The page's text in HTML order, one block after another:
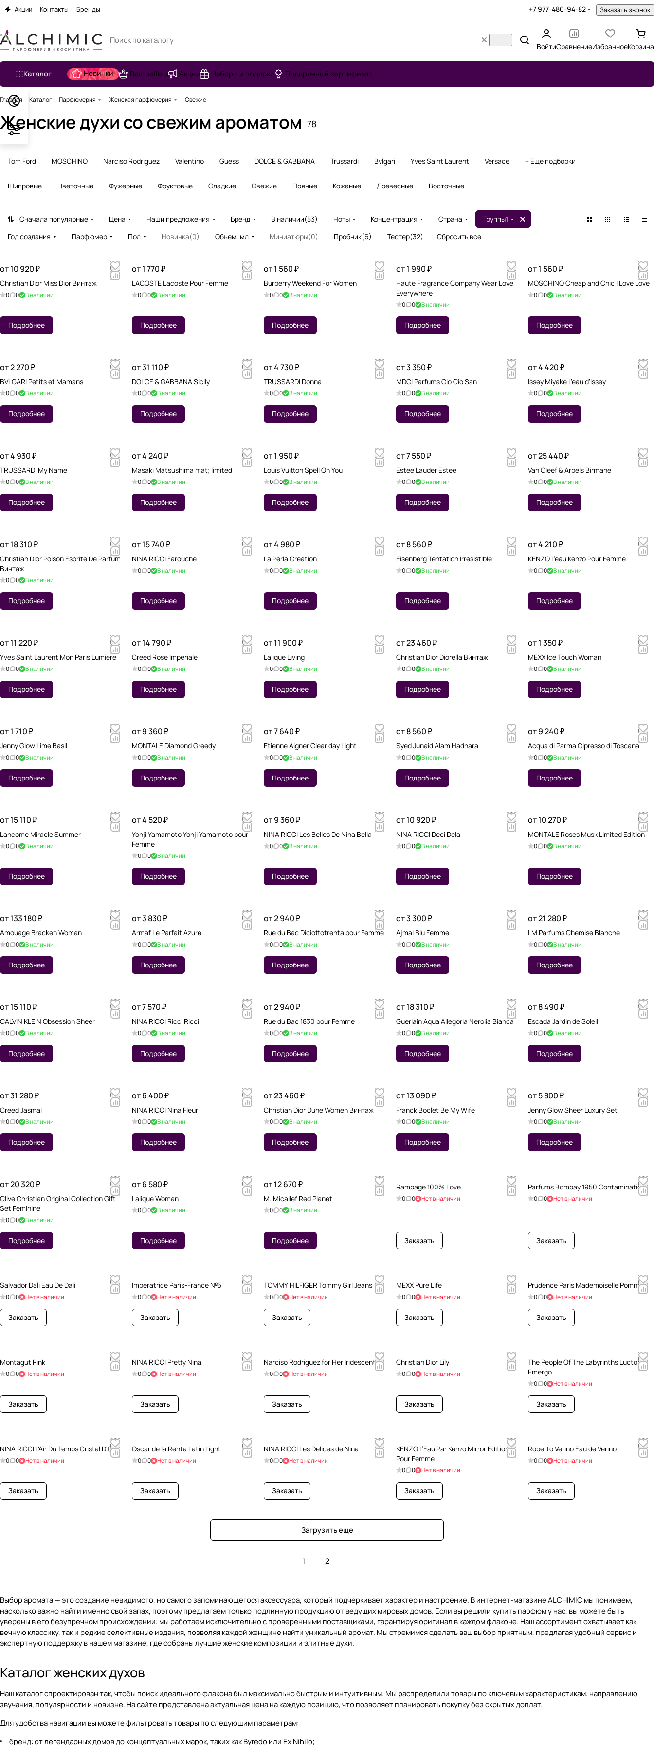
Акции Контакты Бренды +7 977-480-94-82 Заказать звонок
ВойтиСравнениеИзбранноеКорзина
Каталог Новинки Bestsellers Акции Наборы и подарки Подарочный сертификат
Главная Каталог Парфюмерия Женская парфюмерия Свежие
Женские духи со свежим ароматом 78
Tom Ford MOSCHINO Narciso Rodriguez Valentino Guess DOLCE & GABBANA Trussardi Bvlgari Yves Saint Laurent Versace + Еще подборки
Шипровые Цветочные Фужерные Фруктовые Сладкие Свежие Пряные Кожаные Древесные Восточные
Сначала популярные Цена Наши предложения Бренд В наличии(53) Ноты Концентрация Страна Группы1
Год создания
Парфюмер Пол Новинка(0) Объем, мл Миниатюры(0) Пробник(6) Тестер(32) Сбросить все
от 10 920 ₽
Christian Dior Miss Dior Винтаж
0 0 В наличии
Подробнее
от 1 770 ₽
LACOSTE Lacoste Pour Femme
0 0 В наличии
Подробнее
от 1 560 ₽
Burberry Weekend For Women
0 0 В наличии
Подробнее
от 1 990 ₽
Haute Fragrance Company Wear Love
Everywhere
0 0 В наличии
Подробнее
от 1 560 ₽
MOSCHINO Cheap and Chic I Love Love
0 0 В наличии
Подробнее
от 2 270 ₽
BVLGARI Petits et Mamans
0 0 В наличии
Подробнее
от 31 110 ₽
DOLCE & GABBANA Sicily
0 0 В наличии
Подробнее
от 4 730 ₽
TRUSSARDI Donna
0 0 В наличии
Подробнее
от 3 350 ₽
MDCI Parfums Cio Cio San
0 0 В наличии
Подробнее
от 4 420 ₽
Issey Miyake L’eau d’Issey
0 0 В наличии
Подробнее
от 4 930 ₽
TRUSSARDI My Name
0 0 В наличии
Подробнее
от 4 240 ₽
Masaki Matsushima mat; limited
0 0 В наличии
Подробнее
от 1 950 ₽
Louis Vuitton Spell On You
0 0 В наличии
Подробнее
от 7 550 ₽
Estee Lauder Estee
0 0 В наличии
Подробнее
от 25 440 ₽
Van Cleef & Arpels Birmane
0 0 В наличии
Подробнее
от 18 310 ₽
Christian Dior Poison Esprite De Parfum
Винтаж
0 0 В наличии
Подробнее
от 15 740 ₽
NINA RICCI Farouche
0 0 В наличии
Подробнее
от 4 980 ₽
La Perla Creation
0 0 В наличии
Подробнее
от 8 560 ₽
Eisenberg Tentation Irresistible
0 0 В наличии
Подробнее
от 4 210 ₽
KENZO L’eau Kenzo Pour Femme
0 0 В наличии
Подробнее
от 11 220 ₽
Yves Saint Laurent Mon Paris Lumiere
0 0 В наличии
Подробнее
от 14 790 ₽
Creed Rose Imperiale
0 0 В наличии
Подробнее
от 11 900 ₽
Lalique Living
0 0 В наличии
Подробнее
от 23 460 ₽
Christian Dior Diorella Винтаж
0 0 В наличии
Подробнее
от 1 350 ₽
MEXX Ice Touch Woman
0 0 В наличии
Подробнее
от 1 710 ₽
Jenny Glow Lime Basil
0 0 В наличии
Подробнее
от 9 360 ₽
MONTALE Diamond Greedy
0 0 В наличии
Подробнее
от 7 640 ₽
Etienne Aigner Clear day Light
0 0 В наличии
Подробнее
от 8 560 ₽
Syed Junaid Alam Hadhara
0 0 В наличии
Подробнее
от 9 240 ₽
Acqua di Parma Cipresso di Toscana
0 0 В наличии
Подробнее
от 15 110 ₽
Lancome Miracle Summer
0 0 В наличии
Подробнее
от 4 520 ₽
Yohji Yamamoto Yohji Yamamoto pour
Femme
0 0 В наличии
Подробнее
от 9 360 ₽
NINA RICCI Les Belles De Nina Bella
0 0 В наличии
Подробнее
от 10 920 ₽
NINA RICCI Deci Dela
0 0 В наличии
Подробнее
от 10 270 ₽
MONTALE Roses Musk Limited Edition
0 0 В наличии
Подробнее
от 133 180 ₽
Amouage Bracken Woman
0 0 В наличии
Подробнее
от 3 830 ₽
Armaf Le Parfait Azure
0 0 В наличии
Подробнее
от 2 940 ₽
Rue du Bac Diciottotrenta pour Femme
0 0 В наличии
Подробнее
от 3 300 ₽
Ajmal Blu Femme
0 0 В наличии
Подробнее
от 21 280 ₽
LM Parfums Chemise Blanche
0 0 В наличии
Подробнее
от 15 110 ₽
CALVIN KLEIN Obsession Sheer
0 0 В наличии
Подробнее
от 7 570 ₽
NINA RICCI Ricci Ricci
0 0 В наличии
Подробнее
от 2 940 ₽
Rue du Bac 1830 pour Femme
0 0 В наличии
Подробнее
от 18 310 ₽
Guerlain Aqua Allegoria Nerolia Bianca
0 0 В наличии
Подробнее
от 8 490 ₽
Escada Jardin de Soleil
0 0 В наличии
Подробнее
от 31 280 ₽
Creed Jasmal
0 0 В наличии
Подробнее
от 6 400 ₽
NINA RICCI Nina Fleur
0 0 В наличии
Подробнее
от 23 460 ₽
Christian Dior Dune Women Винтаж
0 0 В наличии
Подробнее
от 13 090 ₽
Franck Boclet Be My Wife
0 0 В наличии
Подробнее
от 5 800 ₽
Jenny Glow Sheer Luxury Set
0 0 В наличии
Подробнее
от 20 320 ₽
Clive Christian Original Collection Gift
Set Feminine
0 0 В наличии
Подробнее
от 6 580 ₽
Lalique Woman
0 0 В наличии
Подробнее
от 12 670 ₽
M. Micallef Red Planet
0 0 В наличии
Подробнее
Rampage 100% Love
0 0 Нет в наличии
Заказать
Parfums Bombay 1950 Contamination
0 0 Нет в наличии
Заказать
Salvador Dali Eau De Dali
0 0 Нет в наличии
Заказать
Imperatrice Paris-France №5
0 0 Нет в наличии
Заказать
TOMMY HILFIGER Tommy Girl Jeans
0 0 Нет в наличии
Заказать
MEXX Pure Life
0 0 Нет в наличии
Заказать
Prudence Paris Mademoiselle Pomme
0 0 Нет в наличии
Заказать
Montagut Pink
0 0 Нет в наличии
Заказать
NINA RICCI Pretty Nina
0 0 Нет в наличии
Заказать
Narciso Rodriguez for Her Iridescent
0 0 Нет в наличии
Заказать
Christian Dior Lily
0 0 Нет в наличии
Заказать
The People Of The Labyrinths Luctor Et
Emergo
0 0 Нет в наличии
Заказать
NINA RICCI L'Air Du Temps Cristal D'Or
0 0 Нет в наличии
Заказать
Oscar de la Renta Latin Light
0 0 Нет в наличии
Заказать
NINA RICCI Les Delices de Nina
0 0 Нет в наличии
Заказать
KENZO L’Eau Par Kenzo Mirror Edition
Pour Femme
0 0 Нет в наличии
Заказать
Roberto Verino Eau de Verino
0 0 Нет в наличии
Заказать
Загрузить еще
1 2
Выбор аромата — это создание невидимого, но самого запоминающегося аксессуара, который подчеркивает характер и настроение. В интернет-магазине ALCHIMIC мы понимаем,
насколько важно найти именно свой запах, поэтому предлагаем только подлинную продукцию от ведущих мировых домов. Если вы решили купить парфюм у нас, вы можете быть
уверены в его безупречном происхождении: мы работаем исключительно с проверенными поставщиками, гарантируя оригинал в каждом флаконе. Наш ассортимент охватывает как
вечную классику, так и редкие селективные издания, позволяя каждой женщине найти уникальный аромат. Мы стремимся сделать ваш выбор приятным, предлагая удобный сервис и
экспертную поддержку в нашем магазине, где собраны лучшие женские композиции и элитные духи.
Каталог женских духов
Нашкаталогспроектирован так, чтобы поиск идеального флакона был максимально быстрым и интуитивным. Мы распределили товары по ключевым характеристикам: направлению
звучания, популярности и новизне. На сайте представлена актуальная цена на каждую позицию, что позволяет планировать покупку без скрытых доплат.
Для удобства навигации вы можете фильтровать товары по следующим параметрам:
бренд: от легендарных домов до концептуальных марок, таких как Byredo или Ex Nihilo;